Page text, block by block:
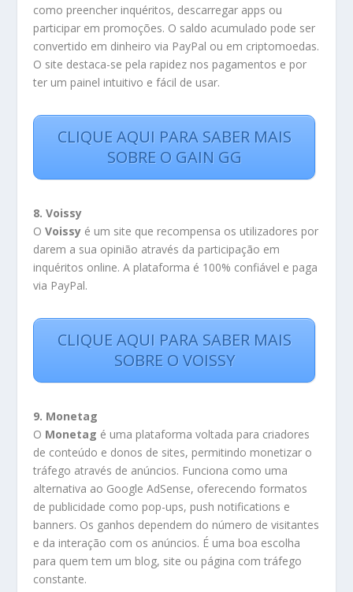
como preencher inquéritos, descarregar apps ou
participar em promoções. O saldo acumulado pode ser
convertido em dinheiro via PayPal ou em criptomoedas.
O site destaca-se pela rapidez nos pagamentos e por
ter um painel intuitivo e fácil de usar.
CLIQUE AQUI PARA SABER MAIS
SOBRE O GAIN GG
8. Voissy
OVoissy é um site que recompensa os utilizadores por
darem a sua opinião através da participação em
inquéritos online. A plataforma é 100% confiável e paga
via PayPal.
CLIQUE AQUI PARA SABER MAIS
SOBRE O VOISSY
9. Monetag
O Monetag é uma plataforma voltada para criadores
de conteúdo e donos de sites, permitindo monetizar o
tráfego através de anúncios. Funciona como uma
alternativa ao Google AdSense, oferecendo formatos
de publicidade como pop-ups, push notifications e
banners. Os ganhos dependem do número de visitantes
e da interação com os anúncios. É uma boa escolha
para quem tem um blog, site ou página com tráfego
constante.